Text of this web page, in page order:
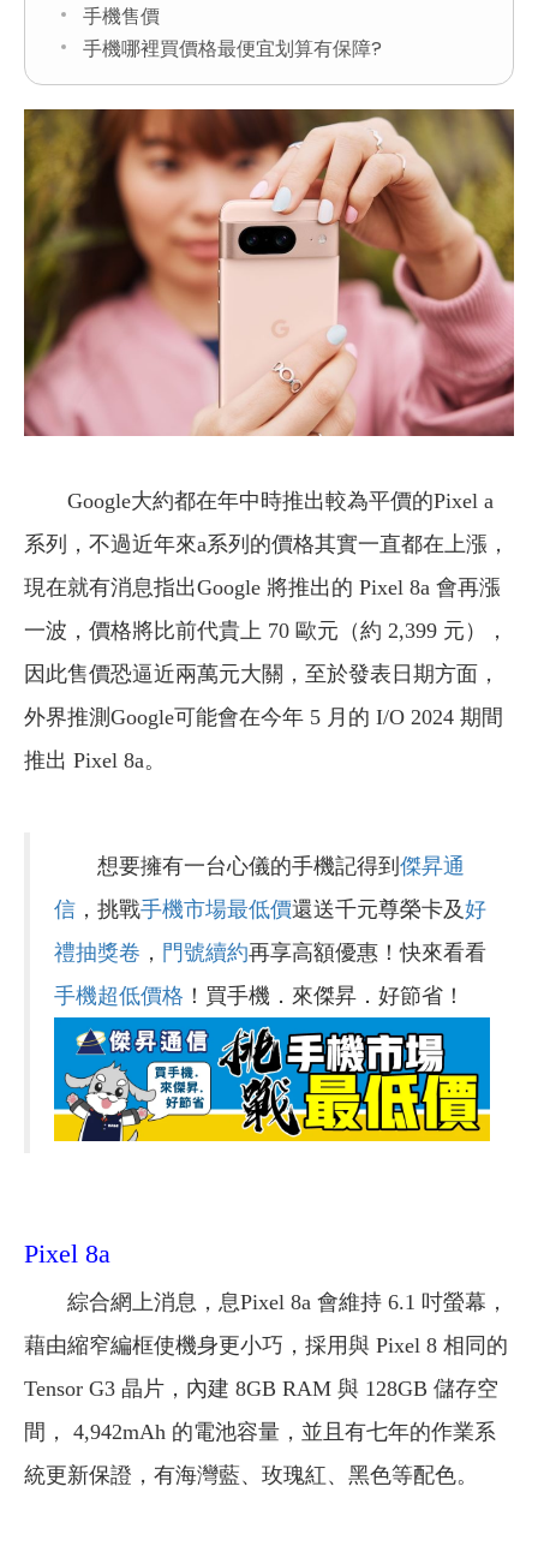
手機售價
手機哪裡買價格最便宜划算有保障?
Google大約都在年中時推出較為平價的Pixel a
系列，不過近年來a系列的價格其實一直都在上漲，
現在就有消息指出Google 將推出的 Pixel 8a 會再漲
一波，價格將比前代貴上 70 歐元（約 2,399 元），
因此售價恐逼近兩萬元大關，至於發表日期方面，
外界推測Google可能會在今年 5 月的 I/O 2024 期間
推出 Pixel 8a。
想要擁有一台心儀的手機記得到 傑昇通
信 ，挑戰手機市場最低價還送千元尊榮卡及好
禮抽獎卷 ， 門號續約再享高額優惠！快來看看
手機超低價格 ！買手機．來傑昇．好節省！
Pixel 8a
綜合網上消息，息Pixel 8a 會維持 6.1 吋螢幕，
藉由縮窄編框使機身更小巧，採用與 Pixel 8 相同的
Tensor G3 晶片，內建 8GB RAM 與 128GB 儲存空
間， 4,942mAh 的電池容量，並且有七年的作業系
統更新保證，有海灣藍、玫瑰紅、黑色等配色。